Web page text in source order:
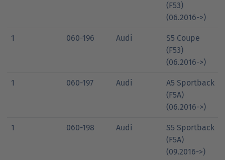
(F53)
(06.2016->)
1 060-196 Audi
S5 Coupe
(F53)
(06.2016->)
1 060-197 Audi
A5 Sportback
(F5A)
(06.2016->)
1 060-198 Audi
S5 Sportback
(F5A)
(09.2016->)